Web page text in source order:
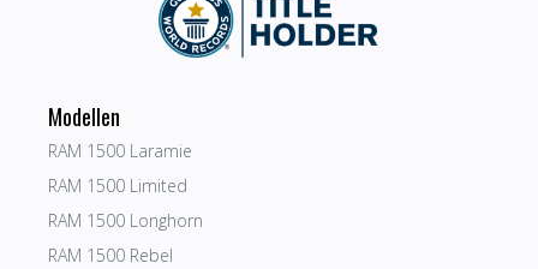
Modellen
RAM 1500 Laramie
RAM 1500 Limited
RAM 1500 Longhorn
RAM 1500 Rebel